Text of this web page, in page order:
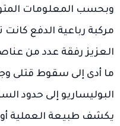
وبحسب المعلومات
مركبة رباعية الدفع
العزيز رفقة عدد من
ما أدى إلى سقوط قتلى
البوليساريو إلى حدود
يكشف طبيعة العملية أو